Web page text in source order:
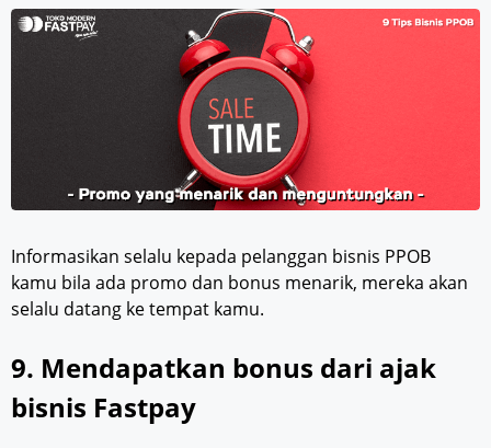
Informasikan selalu kepada pelanggan bisnis PPOB
kamu bila ada promo dan bonus menarik, mereka akan
selalu datang ke tempat kamu.
9. Mendapatkan bonus dari ajak
bisnis Fastpay